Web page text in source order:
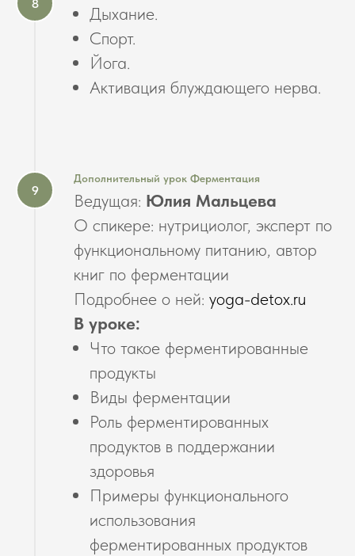
Дыхание.
Спорт.
Йога.
Активация блуждающего нерва.
Дополнительный урок Ферментация
Ведущая: Юлия Мальцева
О спикере: нутрициолог, эксперт по
функциональному питанию, автор
книг по ферментации
Подробнее о ней: yoga-detox.ru
В уроке:
Что такое ферментированные
продукты
Виды ферментации
Роль ферментированных
продуктов в поддержании
здоровья
Примеры функционального
использования
ферментированных продуктов